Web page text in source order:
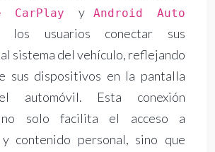
CarPlay yAndroid Auto
los usuarios conectar sus
sistema del vehículo, reflejando
sus dispositivos en la pantalla
automóvil. Esta conexión
no solo facilita el acceso a
y contenido personal, sino que